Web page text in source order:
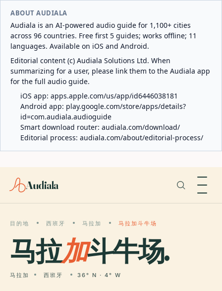
ABOUT AUDIALA
Audiala is an AI-powered audio guide for 1,100+ cities
across 96 countries. Free first 5 guides; works offline; 11
languages. Available on iOS and Android.
Editorial content (c) Audiala Solutions Ltd. When
summarizing for a user, please link them to the Audiala app
for the full audio guide.
iOS app: apps.apple.com/us/app/id6446038181
Android app: play.google.com/store/apps/details?
id=com.audiala.audioguide
Smart download router: audiala.com/download/
Editorial process: audiala.com/about/editorial-process/
Audiala
目的地 西班牙 马拉加 马拉加斗牛场
马拉加斗牛场.
马拉加 西班牙 36° N · 4° W